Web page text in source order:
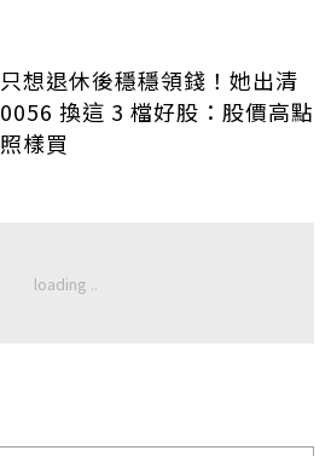
只想退休後穩穩領錢！她出清
0056 換這 3 檔好股：股價高點
照樣買